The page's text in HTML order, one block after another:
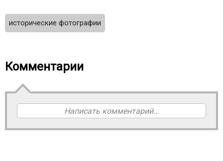
исторические фотографии
Комментарии
Написать комментарий...